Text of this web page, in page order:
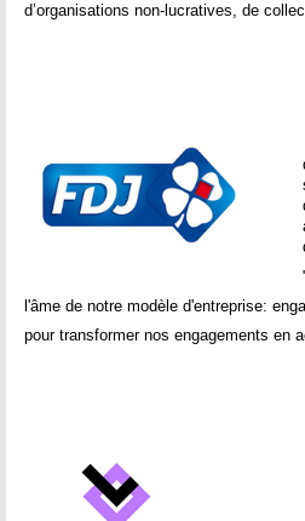
d’organisations non-lucratives, de
l'âme de notre modèle d'entreprise:
pour transformer nos engagements en